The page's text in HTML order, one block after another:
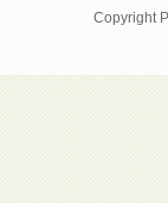
Copyright